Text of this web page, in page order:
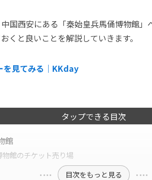
国西安にある「秦始皇兵馬俑博物館」
くと良いことを解説していきます。
を見てみる｜KKday
タップできる目次
館
館のチケット売り場
目次をもっと見る